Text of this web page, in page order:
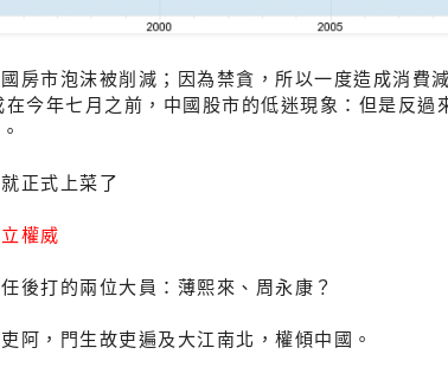
房市泡沫被削減；因為禁貪，所以一度造成消費
今年七月之前，中國股市的低迷現象：但是反過
正式上菜了
權威
後打的兩位大員：薄熙來、周永康？
阿，門生故吏遍及大江南北，權傾中國。